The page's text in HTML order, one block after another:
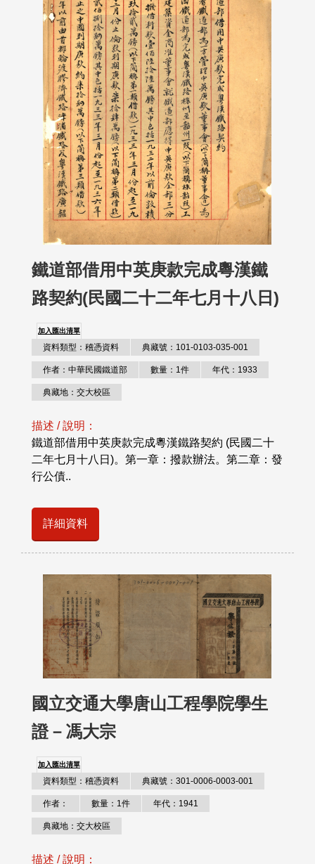
鐵道部借用中英庚款完成粵漢鐵
路契約(民國二十二年七月十八日)
加入匯出清單
資料類型：稽憑資料 典藏號：101-0103-035-001
作者：中華民國鐵道部 數量：1件 年代：1933
典藏地：交大校區
描述 / 說明：
鐵道部借用中英庚款完成粵漢鐵路契約 (民國二十
二年七月十八日)。第一章：撥款辦法。第二章：發
行公債..
詳細資料
國立交通大學唐山工程學院學生
證－馮大宗
加入匯出清單
資料類型：稽憑資料 典藏號：301-0006-0003-001
作者： 數量：1件 年代：1941
典藏地：交大校區
描述 / 說明：